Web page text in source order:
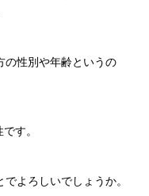
の性別や年齢というの
す。
よろしいでしょうか。